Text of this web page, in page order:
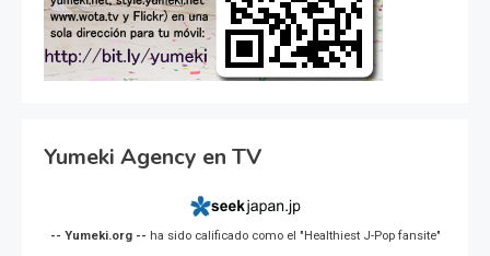
Yumeki Agency en TV
-- Yumeki.org -- ha sido calificado como el "Healthiest J-Pop fansite"